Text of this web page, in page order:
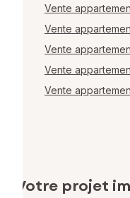
Vente
Vente
Vente
Vente
Vente
Votre projet